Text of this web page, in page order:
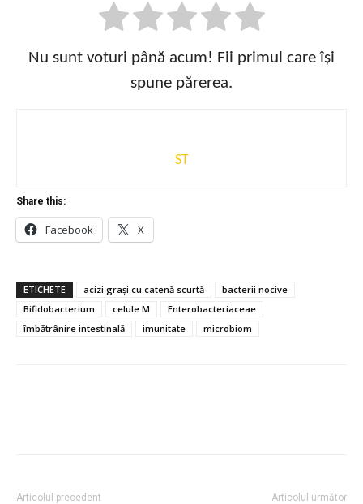
Nu sunt voturi până acum! Fii primul care își
spune părerea.
ST
Share this:
Facebook X
ETICHETE acizi grași cu catenă scurtă
bacterii nocive
Bifidobacterium
celule M
Enterobacteriaceae
îmbătrânire intestinală
imunitate microbiom
Articolul precedent Articolul următor